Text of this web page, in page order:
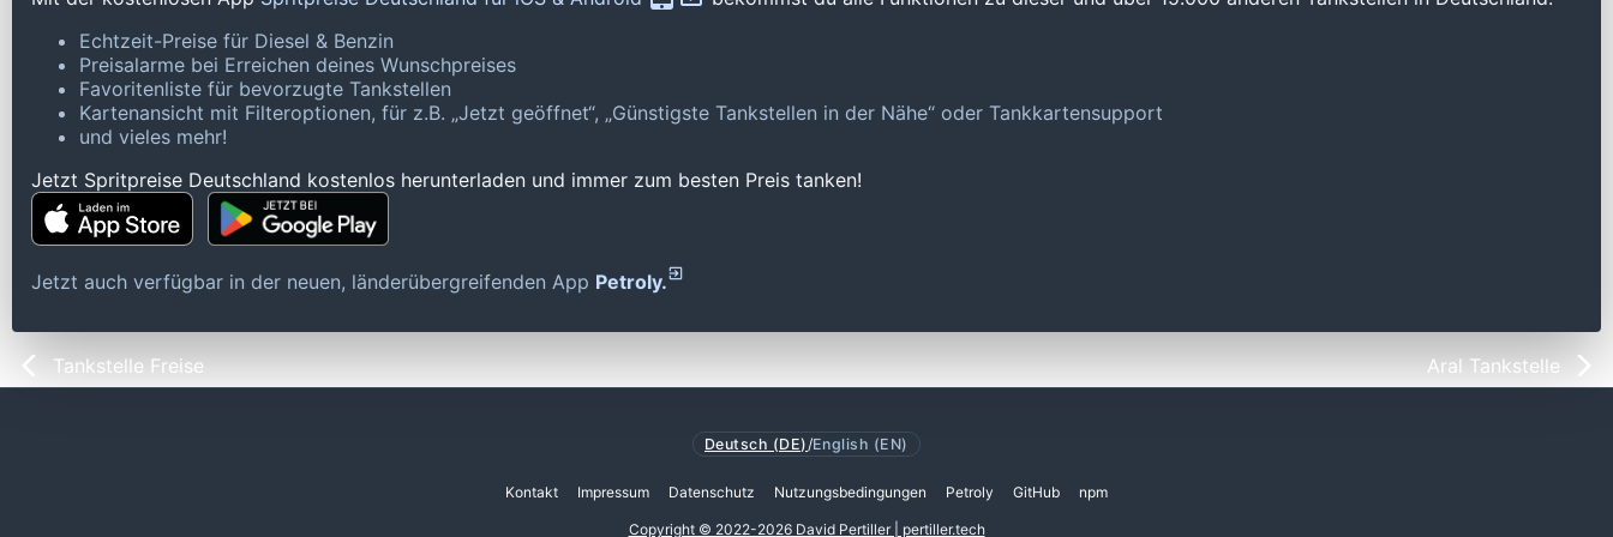
Echtzeit-Preise für Diesel & Benzin
Preisalarme bei Erreichen deines Wunschpreises
Favoritenliste für bevorzugte Tankstellen
Kartenansicht mit Filteroptionen, für z.B. „Jetzt geöffnet“, „Günstigste Tankstellen in der Nähe“ oder Tankkartensupport
und vieles mehr!
Jetzt Spritpreise Deutschland kostenlos herunterladen und immer zum besten Preis tanken!
Jetzt auch verfügbar in der neuen, länderübergreifenden App Petroly.
Tankstelle Freise Aral Tankstelle
Deutsch (DE) /English (EN)
Kontakt Impressum Datenschutz Nutzungsbedingungen Petroly GitHub npm
Copyright © 2022-2026 David Pertiller | pertiller.tech